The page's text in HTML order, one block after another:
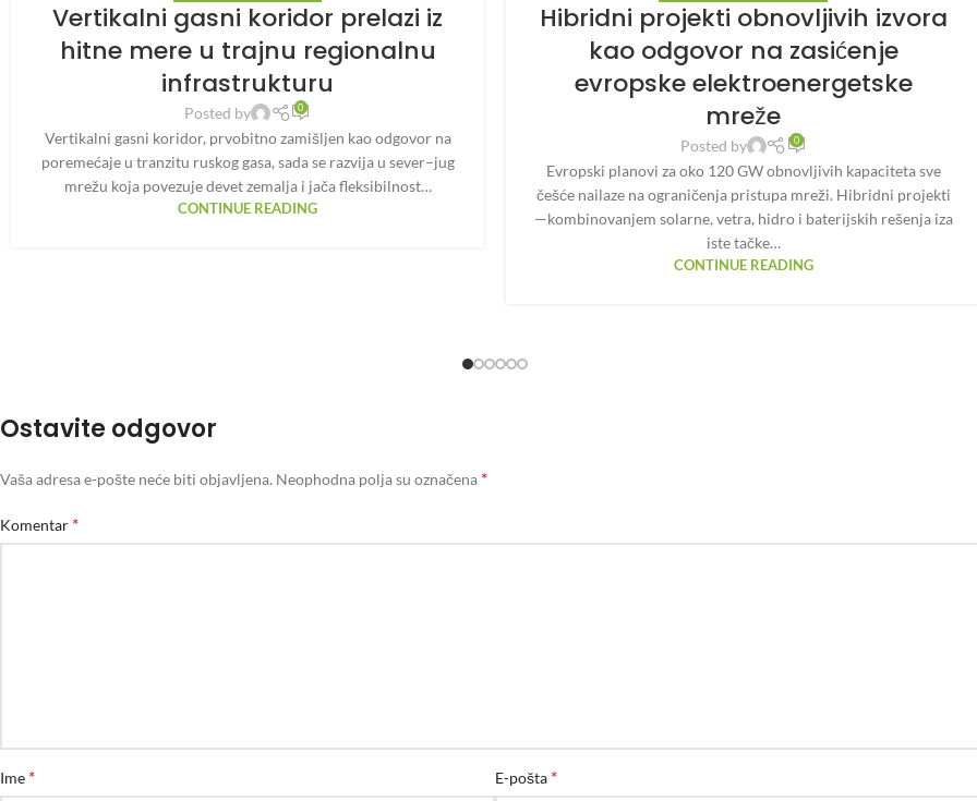
Vertikalni gasni koridor prelazi iz
hitne mere u trajnu regionalnu
infrastrukturu
Posted by 0
Vertikalni gasni koridor, prvobitno zamišljen kao odgovor na
poremećaje u tranzitu ruskog gasa, sada se razvija u sever–jug
mrežu koja povezuje devet zemalja i jača fleksibilnost…
CONTINUE READING
Hibridni projekti obnovljivih izvora
kao odgovor na zasićenje
evropske elektroenergetske
mreže
Posted by 0
Evropski planovi za oko 120 GW obnovljivih kapaciteta sve
češće nailaze na ograničenja pristupa mreži. Hibridni projekti
—kombinovanjem solarne, vetra, hidro i baterijskih rešenja iza
iste tačke…
CONTINUE READING
Ostavite odgovor
Vaša adresa e-pošte neće biti objavljena. Neophodna polja su označena *
Komentar *
Ime * E-pošta *